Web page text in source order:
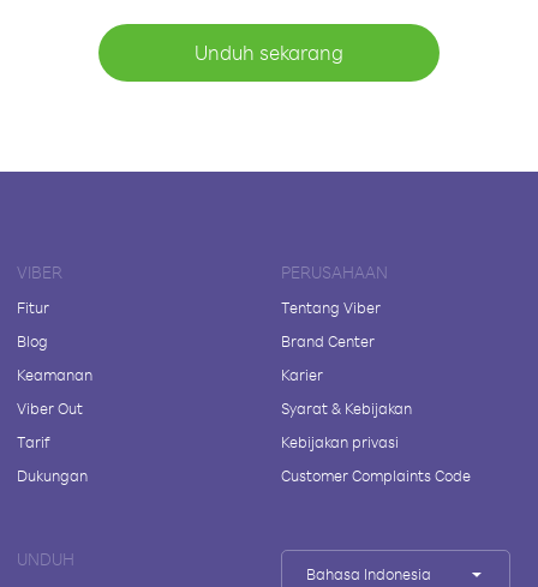
Unduh sekarang
VIBER
Fitur
Blog
Keamanan
Viber Out
Tarif
Dukungan
PERUSAHAAN
Tentang Viber
Brand Center
Karier
Syarat & Kebijakan
Kebijakan privasi
Customer Complaints Code
UNDUH
Bahasa Indonesia